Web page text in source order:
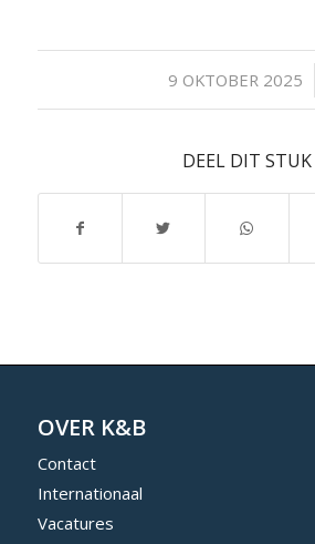
9 OKTOBER 2025
/
DEEL DIT STUK
OVER K&B
Contact
Internationaal
Vacatures